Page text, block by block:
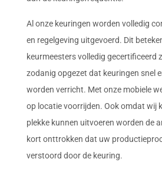
Al onze keuringen worden volledig
en regelgeving uitgevoerd. Dit
keurmeesters volledig gecertificeerd
zodanig opgezet dat keuringen snel
worden verricht. Met onze mobiele
op locatie voorrijden. Ook omdat wij
plekke kunnen uitvoeren worden de
kort onttrokken dat uw
verstoord door de keuring.